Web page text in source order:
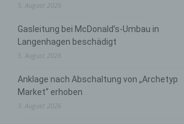
5. August 2026
Gasleitung bei McDonald’s-Umbau in
Langenhagen beschädigt
5. August 2026
Anklage nach Abschaltung von „Archetyp
Market“ erhoben
3. August 2026